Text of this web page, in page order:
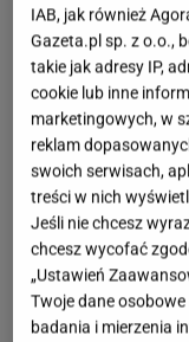
IAB, jak również
Gazeta.pl sp. z o.o.,
takie jak adresy IP,
cookie lub inne
marketingowych, w
reklam
swoich serwisach,
treści w nich
Jeśli nie chcesz
chcesz wycofać
„Ustawień
Twoje dane
badania i mierzenia